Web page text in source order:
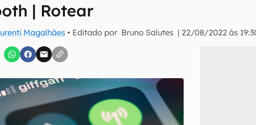
| Rotear
Magalhães • Editado por Bruno Salutes | 22/08/2022 às